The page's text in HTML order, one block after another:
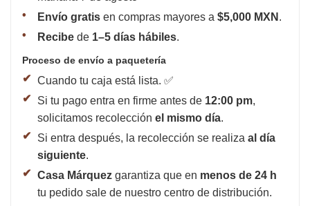
Envío gratis en compras mayores a $5,000 MXN .
Recibe de 1–5 días hábiles.
Proceso de envío a paquetería
Cuando tu caja está lista. ✅
Si tu pago entra en firme antes de 12:00 pm,
solicitamos recolección el mismo día.
Si entra después, la recolección se realiza al día
siguiente.
Casa Márquez garantiza que en menos de 24 h
tu pedido sale de nuestro centro de distribución.